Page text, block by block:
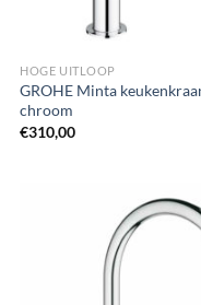
HOGE UITLOOP
GROHE Minta
chroom
€310,00